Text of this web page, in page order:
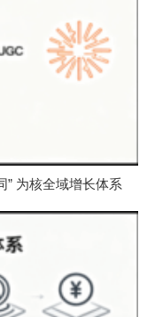
” 为核全域增长体系